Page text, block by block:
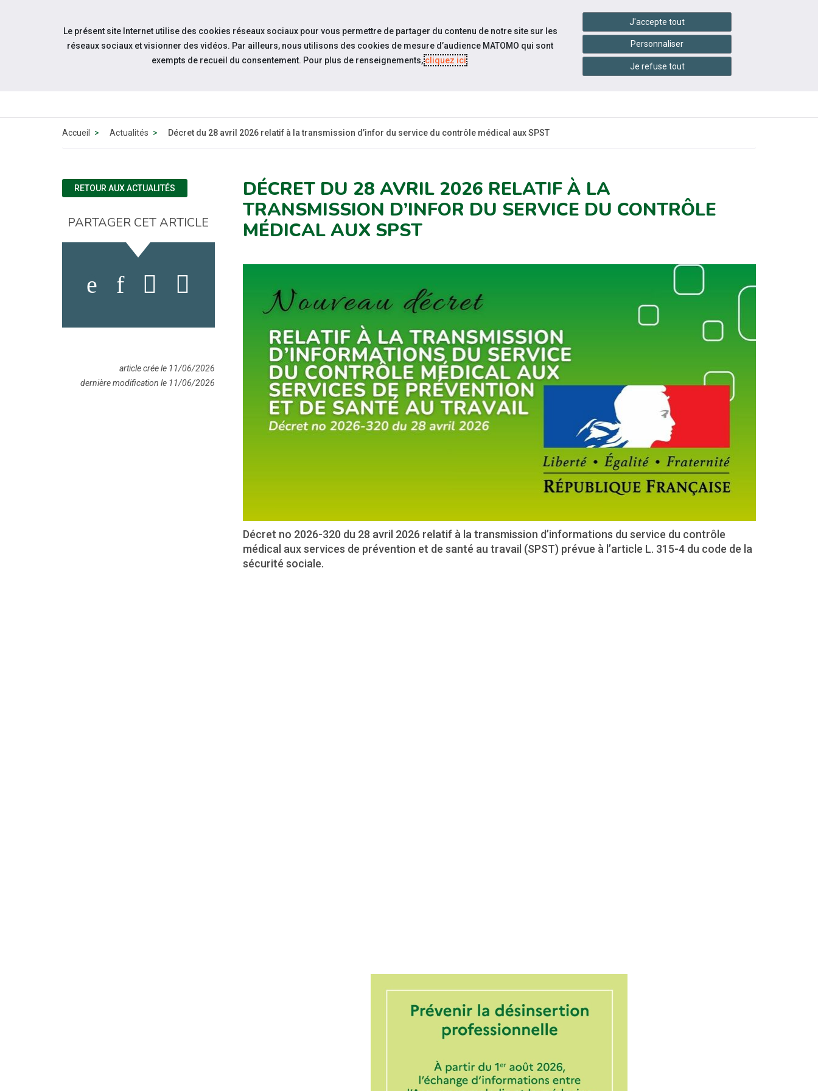
Aller au contenu
Accessibilité handshake Services en ligne
QUI
ESPACE
PRATIQUES
CONTACTEZ-
NOUS
FLASH
Accueil Actualités Décret du 28 avril 2026 relatif à la transmission d’infor du service du contrôle médical aux SPST
DÉCRET DU 28 AVRIL 2026 RELATIF À LA
TRANSMISSION D’INFOR DU SERVICE DU CONTRÔLE
MÉDICAL AUX SPST
Décret no 2026-320 du 28 avril 2026 relatif à la transmission d’informations du service du contrôle
médical aux services de prévention et de santé au travail (SPST) prévue à l’article L. 315-4 du code de la
sécurité sociale.
RETOUR AUX ACTUALITÉS
PARTAGER CET ARTICLE
article crée le 11/06/2026
dernière modification le 11/06/2026
Le présent site Internet utilise des cookies réseaux sociaux pour vous permettre de partager du contenu de notre site sur les
réseaux sociaux et visionner des vidéos. Par ailleurs, nous utilisons des cookies de mesure d’audience MATOMO qui sont
exempts de recueil du consentement. Pour plus de renseignements,cliquez ici.
J'accepte tout
Personnaliser
Je refuse tout